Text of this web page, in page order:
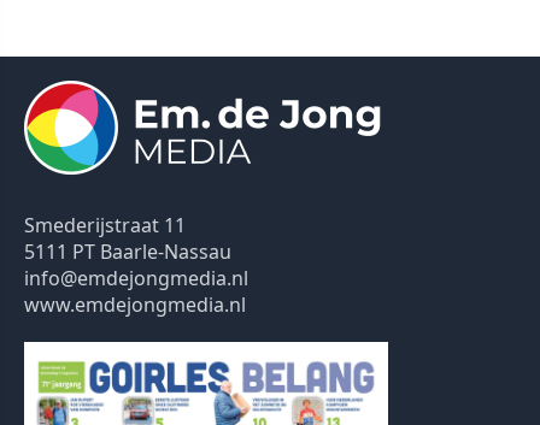
Smederijstraat 11
5111 PT Baarle-Nassau
info@emdejongmedia.nl
www.emdejongmedia.nl